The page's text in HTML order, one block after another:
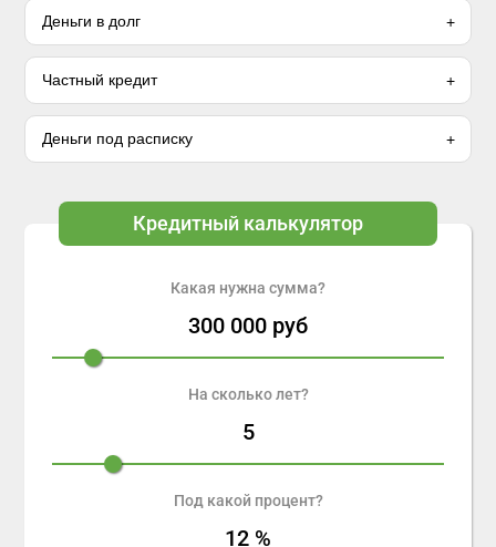
Деньги в долг
Частный кредит
Деньги под расписку
Кредитный калькулятор
Какая нужна сумма?
300 000 руб
На сколько лет?
5
Под какой процент?
12 %